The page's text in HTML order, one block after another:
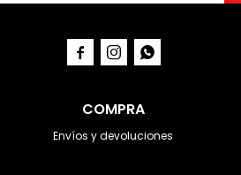
COMPRA
Envíos y devoluciones
  